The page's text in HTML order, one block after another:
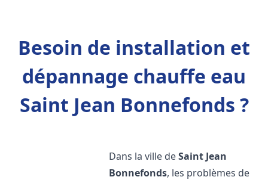
Besoin de installation et
dépannage chauffe eau
Saint Jean Bonnefonds ?
Dans la ville deSaint Jean
Bonnefonds, les problèmes de